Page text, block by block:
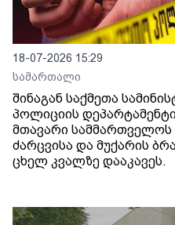
18-07-2026 15:29
სამართალი
შინაგან საქმეთა
პოლიციის
მთავარი
ძარცვისა და მუქარის
ცხელ კვალზე დააკავეს.